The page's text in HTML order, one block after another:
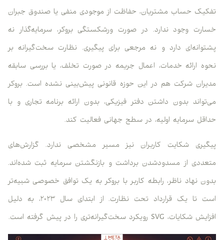
تفکیک حساب مشتریان، حفاظت از موجودی منفی یا صندوق جبران
خسارت وجود ندارد. در صورت ورشکستگی بروکر، سرمایه‌گذار نه
پشتوانه‌ای دارد و نه مرجعی برای پیگیری. نظارت سخت‌گیرانه بر
نحوه ارائه خدمات، اعمال جریمه در صورت تخلف، یا بررسی سابقه
مدیران شرکت هم در این حوزه قانونی پیش‌بینی نشده است. بروکر
می‌تواند بدون داشتن دفتر فیزیکی، بدون ارائه برنامه تجاری و با
حداقل سرمایه اولیه، در سطح جهانی فعالیت کند.
پیگیری شکایت کاربران نیز مسیر مشخصی ندارد. گزارش‌های
متعددی از مسدودشدن برداشت و بازنگشتن سرمایه ثبت شده‌اند.
بدون نهاد ناظر، رابطه کاربر با بروکر به یک توافق خصوصی شبیه‌تر
است تا یک قرارداد تحت نظارت. از ابتدای سال ۲۰۲۳، به دلیل
افزایش شکایات، SVG رویکرد سخت‌گیرانه‌تری را در پیش گرفته است.